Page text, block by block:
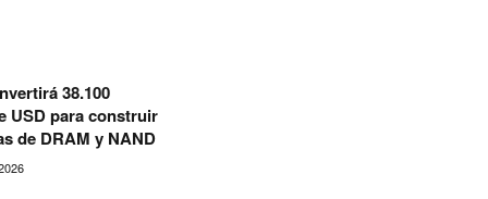
38.100
USD para construir
de DRAM y NAND